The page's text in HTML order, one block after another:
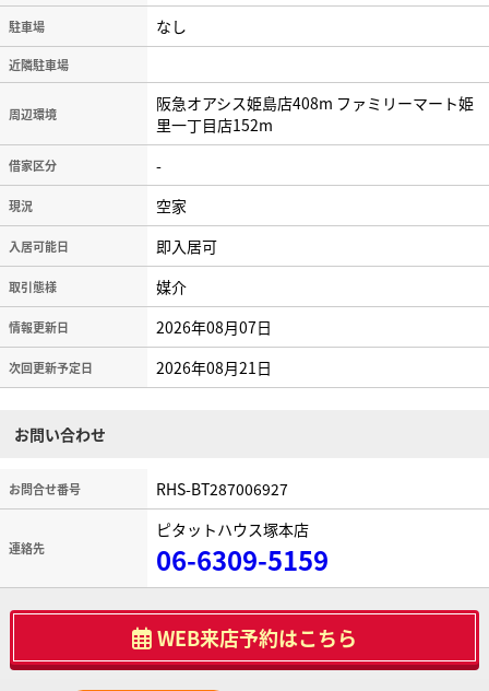
駐車場 なし
近隣駐車場
周辺環境
阪急オアシス姫島店408m ファミリーマート姫
里一丁目店152m
借家区分 -
現況 空家
入居可能日 即入居可
取引態様 媒介
情報更新日 2026年08月07日
次回更新予定日 2026年08月21日
お問い合わせ
お問合せ番号 RHS-BT287006927
連絡先
ピタットハウス塚本店
06-6309-5159
WEB来店予約はこちら